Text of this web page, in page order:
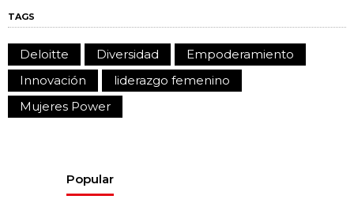
TAGS
Deloitte Diversidad
Empoderamiento
Innovación
liderazgo femenino
Mujeres Power
Popular